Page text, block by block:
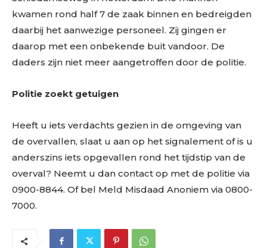
kwamen rond half 7 de zaak binnen en bedreigden
daarbij het aanwezige personeel. Zij gingen er
daarop met een onbekende buit vandoor. De
daders zijn niet meer aangetroffen door de politie.
Politie zoekt getuigen
Heeft u iets verdachts gezien in de omgeving van
de overvallen, slaat u aan op het signalement of is u
anderszins iets opgevallen rond het tijdstip van de
overval? Neemt u dan contact op met de politie via
0900-8844. Of bel Meld Misdaad Anoniem via 0800-
7000.